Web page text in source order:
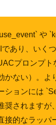
や
あり、いく
プロンプト
かない）。よ
ションには
奨されますが
接的なラッパ